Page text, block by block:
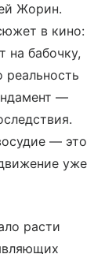
Жорин.
в кино:
на бабочку,
—
— это
уже
расти